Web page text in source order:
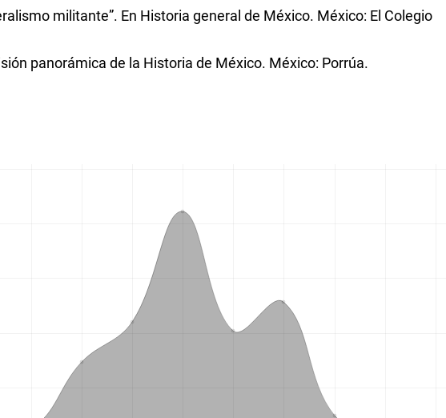
militante”. En Historia general de México. México: El Colegio
panorámica de la Historia de México. México: Porrúa.